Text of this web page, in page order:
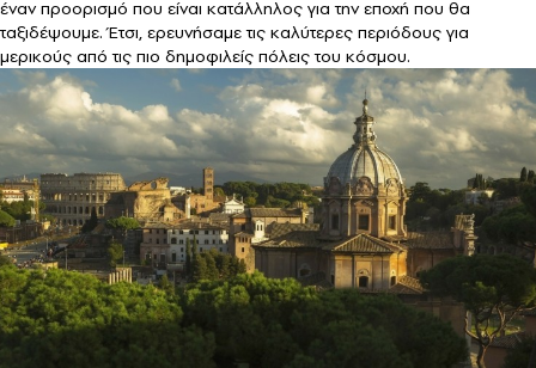
έναν προορισμό που είναι κατάλληλος για την εποχή που θα
ταξιδέψουμε. Έτσι, ερευνήσαμε τις καλύτερες περιόδους για
μερικούς από τις πιο δημοφιλείς πόλεις του κόσμου.